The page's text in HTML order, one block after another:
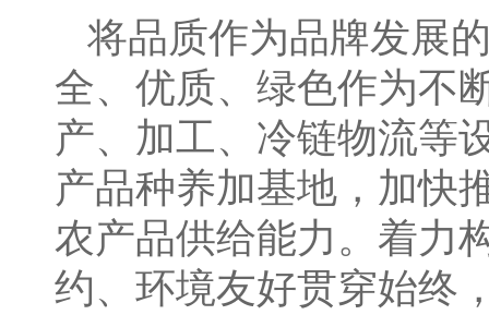
将品质作为品牌发展
全、优质、绿色作为不
产、加工、冷链物流等
产品种养加基地，加快
农产品供给能力。着力
约、环境友好贯穿始终